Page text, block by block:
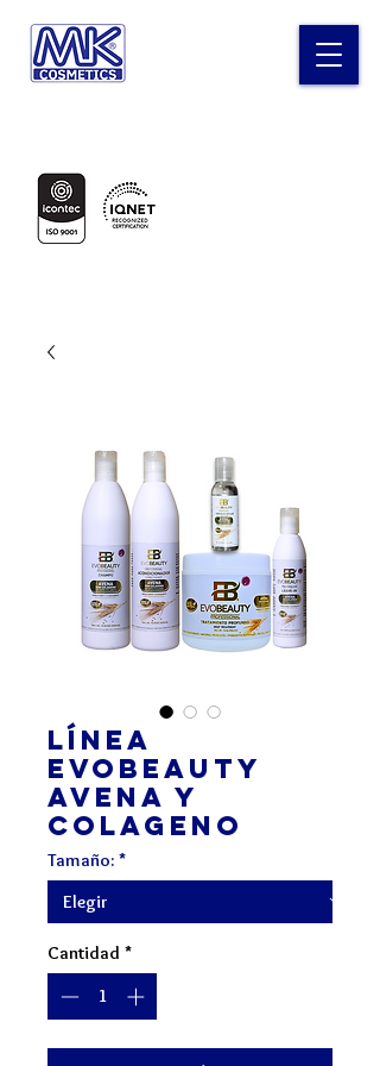
Línea
Evobeauty
Avena y
Colageno
Tamaño: *
Cantidad *